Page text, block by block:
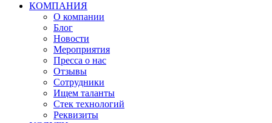
КОМПАНИЯ
О компании
Блог
Новости
Мероприятия
Пресса о нас
Отзывы
Сотрудники
Ищем таланты
Стек технологий
Реквизиты